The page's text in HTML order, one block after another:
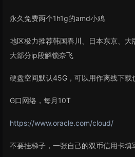
永久免费两个1h1g的amd小鸡
地区极力推荐韩国春川、日本东京、大
大部分ip段解锁奈飞
硬盘空间默认45G，可以用作离线下载
G口网络，每月10T
https://www.oracle.com/cloud/
不要挂梯子，一张自己的双币信用卡填